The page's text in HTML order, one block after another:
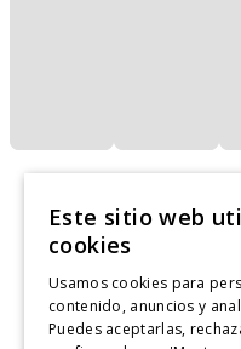
Legal
Este sitio web
cookies
Usamos cookies para
contenido, anuncios y
Puedes aceptarlas,